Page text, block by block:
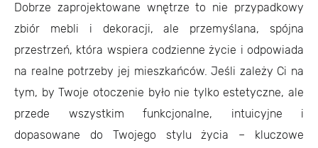
Dobrze zaprojektowane wnętrze to nie przypadkowy
zbiór mebli i dekoracji, ale przemyślana, spójna
przestrzeń, która wspiera codzienne życie i odpowiada
na realne potrzeby jej mieszkańców. Jeśli zależy Ci na
tym, by Twoje otoczenie było nie tylko estetyczne, ale
przede wszystkim funkcjonalne, intuicyjne i
dopasowane do Twojego stylu życia – kluczowe